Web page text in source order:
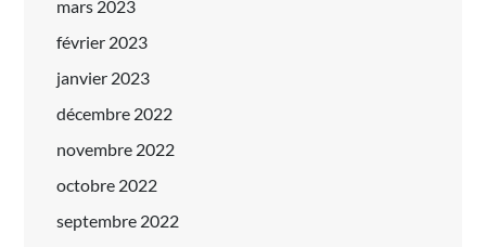
mars 2023
février 2023
janvier 2023
décembre 2022
novembre 2022
octobre 2022
septembre 2022